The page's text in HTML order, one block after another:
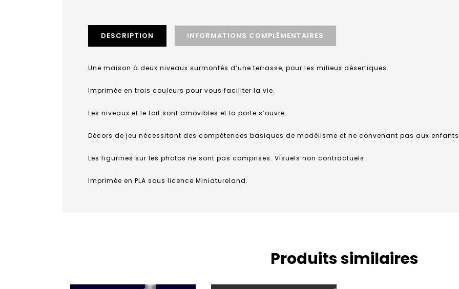
DESCRIPTION INFORMATIONS COMPLÉMENTAIRES
Une maison à deux niveaux surmontés d’une terrasse, pour les milieux désertiques.
Imprimée en trois couleurs pour vous faciliter la vie.
Les niveaux et le toit sont amovibles et la porte s’ouvre.
Décors de jeu nécessitant des compétences basiques de modélisme et ne convenant pas aux
Les figurines sur les photos ne sont pas comprises. Visuels non contractuels.
Imprimée en PLA sous licence Miniatureland.
Produits similaires